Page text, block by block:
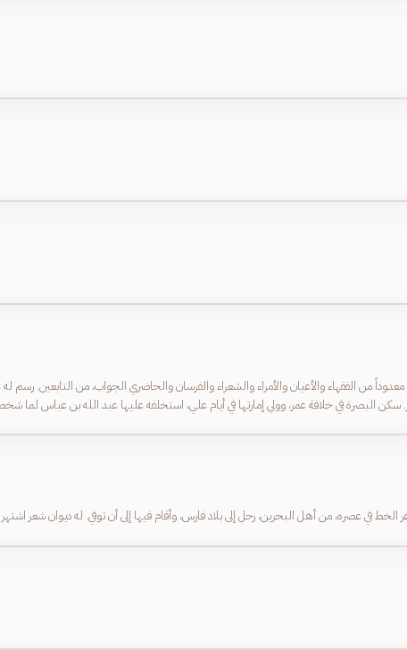
من الفقهاء والأعيان والأمراء والشعراء والفرسان والحاضري الجواب، من التابعين.
البصرة في خلافة عمر، وولي إمارتها في أيام علي، استخلفه عليها عبد الله بن عباس لما
إلى بلاد فارس، وأقام فيها إلى أن توفي. له ديوان شعر اشتهر في حياته. و العبدي نسبته إلى بني عبد القيس.